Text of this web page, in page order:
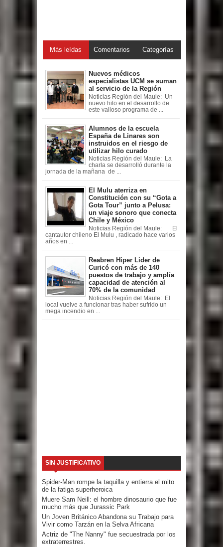
Más leídas Comentarios Categorías
Nuevos médicos
especialistas UCM se suman
al servicio de la Región
Noticias Región del Maule: Un
nuevo hito en el desarrollo de
este valioso programa de ...
Alumnos de la escuela
España de Linares son
instruidos en el riesgo de
utilizar hilo curado
Noticias Región del Maule: La
charla se desarrolló durante la
jornada de la mañana de ...
El Mulu aterriza en
Constitución con su “Gota a
Gota Tour” junto a Pelusa:
un viaje sonoro que conecta
Chile y México
Noticias Región del Maule: El
cantautor chileno El Mulu , radicado hace varios
años en ...
Reabren Hiper Lider de
Curicó con más de 140
puestos de trabajo y amplía
capacidad de atención al
70% de la comunidad
Noticias Región del Maule: El
local vuelve a funcionar tras haber sufrido un
mega incendio en ...
SIN JUSTIFICATIVO
Spider-Man rompe la taquilla y entierra el mito
de la fatiga superheroica
Muere Sam Neill: el hombre dinosaurio que fue
mucho más que Jurassic Park
Un Joven Británico Abandona su Trabajo para
Vivir como Tarzán en la Selva Africana
Actriz de "The Nanny" fue secuestrada por los
extraterrestres.